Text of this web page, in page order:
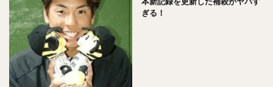
ぎる！
石川雅規（いしかわまさのり）
有原航平（ありはらこうへい）
大瀬良大地（おおせらだいち）
中崎翔太（なかざきしょうた）
前田健太（まえだけんた）